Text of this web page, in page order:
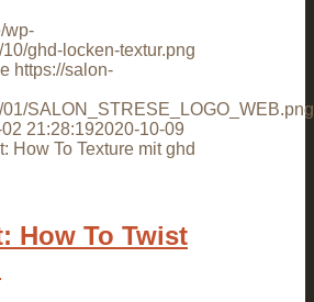
wp-
ghd-locken-textur.png
https://salon-
SALON_STRESE_LOGO_WEB.png
21:28:192020-10-09
How To Texture mit ghd
How To Twist